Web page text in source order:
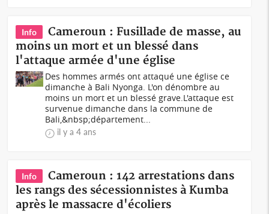
Info
Cameroun : Fusillade de masse, au
moins un mort et un blessé dans
l'attaque armée d'une église
Des hommes armés ont attaqué une église ce
dimanche à Bali Nyonga. L'on dénombre au
moins un mort et un blessé grave.L'attaque est
survenue dimanche dans la commune de
Bali,&nbsp;département...
il y a 4 ans
Info
Cameroun : 142 arrestations dans
les rangs des sécessionnistes à Kumba
après le massacre d'écoliers